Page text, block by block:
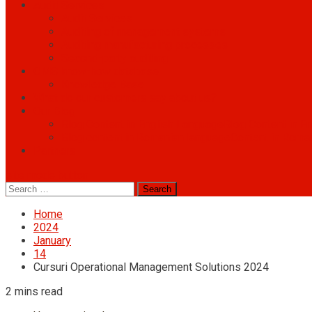
Search
for:
Home
2024
January
14
Cursuri Operational Management Solutions 2024
2 mins read